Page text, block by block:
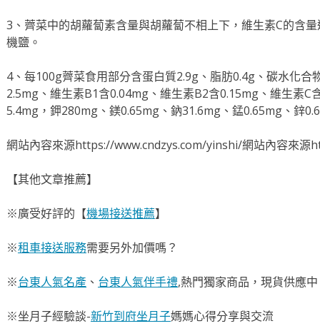
3、薺菜中的胡蘿蔔素含量與胡蘿蔔不相上下，維生素C的含
機鹽。
4、每100g薺菜食用部分含蛋白質2.9g、脂肪0.4g、碳水化合
2.5mg、維生素B1含0.04mg、維生素B2含0.15mg、維生素
5.4mg，鉀280mg、鎂0.65mg、鈉31.6mg、錳0.65mg、鋅
網站內容來源https://www.cndzys.com/yinshi/網站內容來源
【其他文章推薦】
※廣受好評的【機場接送推薦】
※租車接送服務需要另外加價嗎？
※台東人氣名產、 台東人氣伴手禮,熱門獨家商品，現貨供應中
※坐月子經驗談-新竹到府坐月子媽媽心得分享與交流